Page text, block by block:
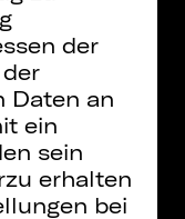
TURING
Sie in unserer
|
ND
der
Daten an
ein
sein
erhalten
bei